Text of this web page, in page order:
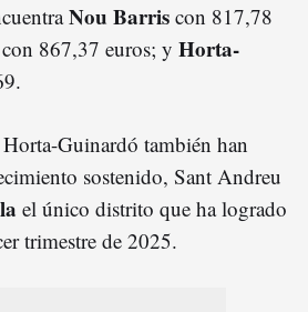
Nou Barris con 817,78
con 867,37 euros; y Horta-
Guinardó también han
sostenido, Sant Andreu
el único distrito que ha logrado
trimestre de 2025.